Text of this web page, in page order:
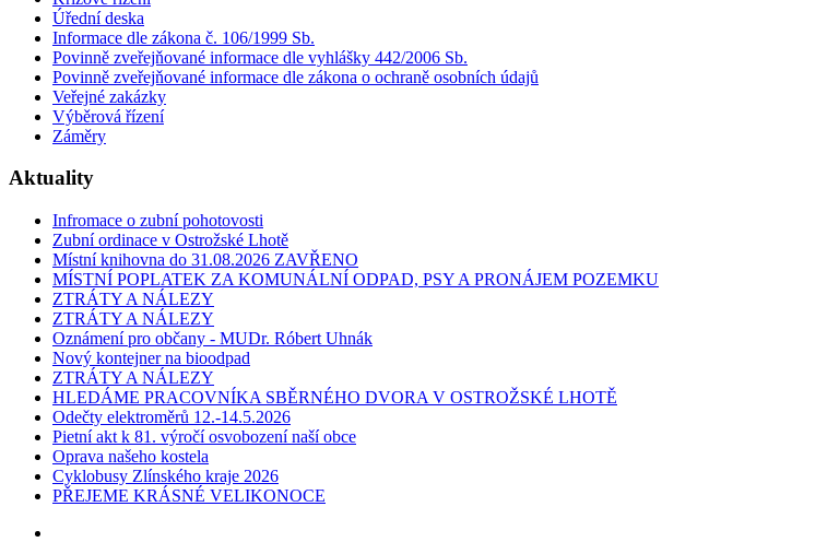
Úřední deska
Informace dle zákona č. 106/1999 Sb.
Povinně zveřejňované informace dle vyhlášky 442/2006 Sb.
Povinně zveřejňované informace dle zákona o ochraně osobních údajů
Veřejné zakázky
Výběrová řízení
Záměry
Aktuality
Infromace o zubní pohotovosti
Zubní ordinace v Ostrožské Lhotě
Místní knihovna do 31.08.2026 ZAVŘENO
MÍSTNÍ POPLATEK ZA KOMUNÁLNÍ ODPAD, PSY A PRONÁJEM POZEMKU
ZTRÁTY A NÁLEZY
ZTRÁTY A NÁLEZY
Oznámení pro občany - MUDr. Róbert Uhnák
Nový kontejner na bioodpad
ZTRÁTY A NÁLEZY
HLEDÁME PRACOVNÍKA SBĚRNÉHO DVORA V OSTROŽSKÉ LHOTĚ
Odečty elektroměrů 12.-14.5.2026
Pietní akt k 81. výročí osvobození naší obce
Oprava našeho kostela
Cyklobusy Zlínského kraje 2026
PŘEJEME KRÁSNÉ VELIKONOCE